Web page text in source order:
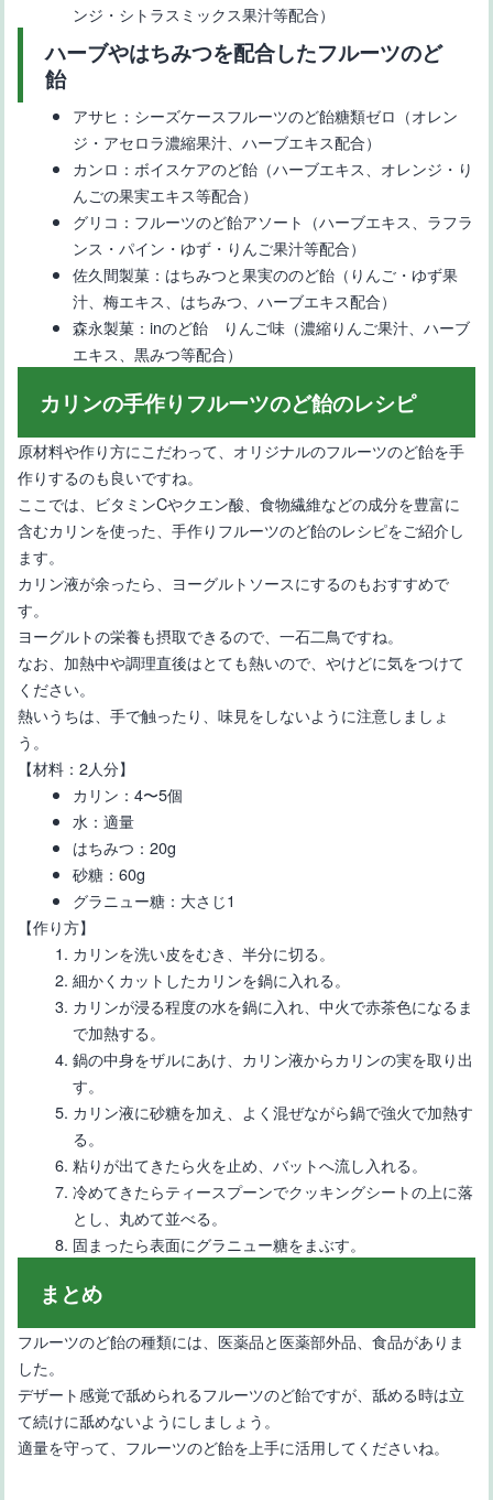
ンジ・シトラスミックス果汁等配合）
ハーブやはちみつを配合したフルーツのど
飴
アサヒ：シーズケースフルーツのど飴糖類ゼロ（オレン
ジ・アセロラ濃縮果汁、ハーブエキス配合）
カンロ：ボイスケアのど飴（ハーブエキス、オレンジ・り
んごの果実エキス等配合）
グリコ：フルーツのど飴アソート（ハーブエキス、ラフラ
ンス・パイン・ゆず・りんご果汁等配合）
佐久間製菓：はちみつと果実ののど飴（りんご・ゆず果
汁、梅エキス、はちみつ、ハーブエキス配合）
森永製菓：inのど飴 りんご味（濃縮りんご果汁、ハーブ
エキス、黒みつ等配合）
カリンの手作りフルーツのど飴のレシピ
原材料や作り方にこだわって、オリジナルのフルーツのど飴を手
作りするのも良いですね。
ここでは、ビタミンCやクエン酸、食物繊維などの成分を豊富に
含むカリンを使った、手作りフルーツのど飴のレシピをご紹介し
ます。
カリン液が余ったら、ヨーグルトソースにするのもおすすめで
す。
ヨーグルトの栄養も摂取できるので、一石二鳥ですね。
なお、加熱中や調理直後はとても熱いので、やけどに気をつけて
ください。
熱いうちは、手で触ったり、味見をしないように注意しましょ
う。
【材料：2人分】
カリン：4〜5個
水：適量
はちみつ：20g
砂糖：60g
グラニュー糖：大さじ1
【作り方】
カリンを洗い皮をむき、半分に切る。
細かくカットしたカリンを鍋に入れる。
カリンが浸る程度の水を鍋に入れ、中火で赤茶色になるま
で加熱する。
鍋の中身をザルにあけ、カリン液からカリンの実を取り出
す。
カリン液に砂糖を加え、よく混ぜながら鍋で強火で加熱す
る。
粘りが出てきたら火を止め、バットへ流し入れる。
冷めてきたらティースプーンでクッキングシートの上に落
とし、丸めて並べる。
固まったら表面にグラニュー糖をまぶす。
まとめ
フルーツのど飴の種類には、医薬品と医薬部外品、食品がありま
した。
デザート感覚で舐められるフルーツのど飴ですが、舐める時は立
て続けに舐めないようにしましょう。
適量を守って、フルーツのど飴を上手に活用してくださいね。